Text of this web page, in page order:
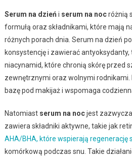
Serum na dzień i serum na nocróżnią
formułą oraz składnikami, które mają
różnych porach dnia. Serum na dzień
konsystencję i zawierać antyoksydanty,
niacynamid, które chronią skórę przed
zewnętrznymi oraz wolnymi
bazę pod makijaż i wspomaga
Natomiast serum na nocjest
zawiera składniki aktywne, takie jak
AHA/BHA, które wspierają regenerację
komórkową podczas snu. Takie